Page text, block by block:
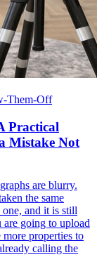
Practical
Mistake Not
are blurry.
the same
one, and it is still
going to upload
properties to
calling the